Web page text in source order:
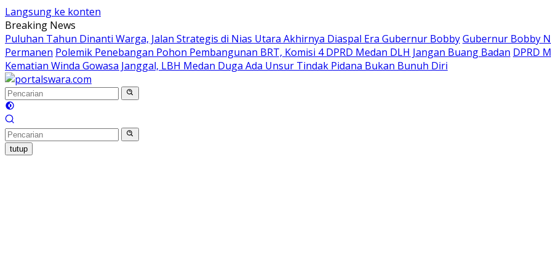
Langsung ke konten
Breaking News
Puluhan Tahun Dinanti Warga, Jalan Strategis di Nias Utara Akhirnya Diaspal Era Gubernur BobbyGubernur Bobby
Permanen Polemik Penebangan Pohon Pembangunan BRT, Komisi 4 DPRD Medan DLH Jangan Buang Badan DPRD
Kematian Winda Gowasa Janggal, LBH Medan Duga Ada Unsur Tindak Pidana Bukan Bunuh Diri
tutup